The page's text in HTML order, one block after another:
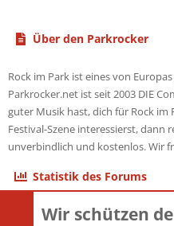
Über den Parkrocker
Rock im Park ist eines von
Parkrocker.net ist seit 2003 DIE
guter Musik hast, dich für Rock im
Festival-Szene interessierst, dann
unverbindlich und kostenlos. Wir
Statistik des Forums
ThemenWir schützen